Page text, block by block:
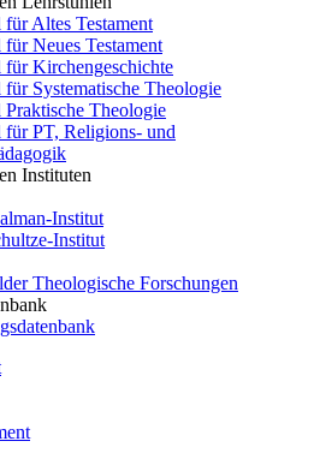
Altes Testament
Neues Testament
für Kirchengeschichte
Systematische Theologie
Praktische Theologie
für PT, Religions- und
Instituten
Institut
Institut
Theologische Forschungen